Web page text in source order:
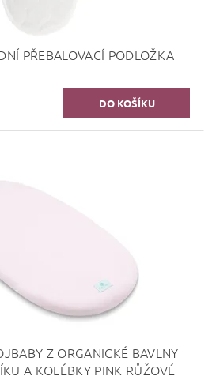
PŘEBALOVACÍ PODLOŽKA
Z ORGANICKÉ BAVLNY
A KOLÉBKY PINK RŮŽOVÉ